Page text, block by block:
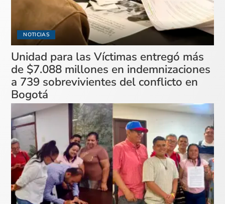
NOTICIAS
Unidad para las Víctimas entregó más
de $7.088 millones en indemnizaciones
a 739 sobrevivientes del conflicto en
Bogotá